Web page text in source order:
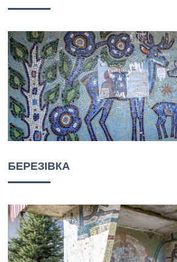
БЕРЕЗІВКА